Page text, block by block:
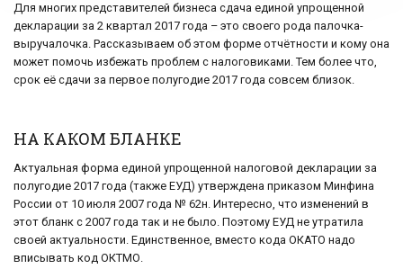
Для многих представителей бизнеса сдача единой упрощенной
декларации за 2 квартал 2017 года – это своего рода палочка-
выручалочка. Рассказываем об этом форме отчётности и кому она
может помочь избежать проблем с налоговиками. Тем более что,
срок её сдачи за первое полугодие 2017 года совсем близок.
НА КАКОМ БЛАНКЕ
Актуальная форма единой упрощенной налоговой декларации за
полугодие 2017 года (также ЕУД) утверждена приказом Минфина
России от 10 июля 2007 года № 62н. Интересно, что изменений в
этот бланк с 2007 года так и не было. Поэтому ЕУД не утратила
своей актуальности. Единственное, вместо кода ОКАТО надо
вписывать код ОКТМО.